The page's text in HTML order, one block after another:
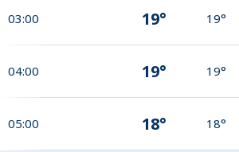
03:00 19° 19°
04:00 19° 19°
05:00 18° 18°